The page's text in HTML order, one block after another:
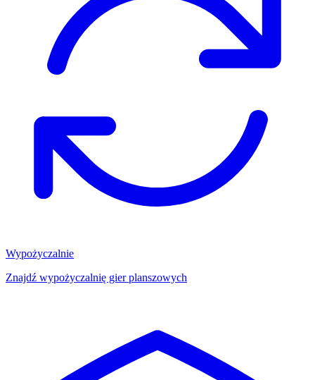
Wypożyczalnie
Znajdź wypożyczalnię gier planszowych